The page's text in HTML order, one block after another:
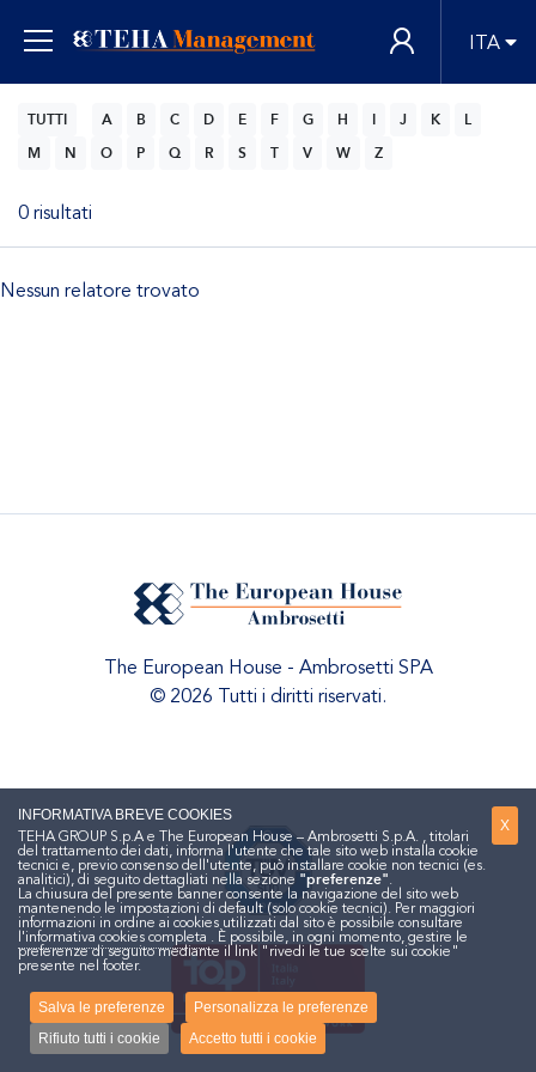
ITA
TUTTI A B C D E F G H J K
L
M
N O P Q R S T V W Z
0 risultati
Nessun relatore trovato
The European House - Ambrosetti SPA
© 2026 Tutti i diritti riservati.
X
INFORMATIVA BREVE COOKIES
TEHA GROUP S.p.A e The European House – Ambrosetti S.p.A. , titolari
del trattamento dei dati, informa l'utente che tale sito web installa cookie
tecnici e, previo consenso dell'utente, può installare cookie non tecnici (es.
analitici), di seguito dettagliati nella sezione "preferenze".
La chiusura del presente banner consente la navigazione del sito web
mantenendo le impostazioni di default (solo cookie tecnici). Per maggiori
informazioni in ordine ai cookies utilizzati dal sito è possibile consultare
l'informativa cookies completa . È possibile, in ogni momento, gestire le
preferenze di seguito mediante il link "rivedi le tue scelte sui cookie"
presente nel footer.
Salva le preferenze
Personalizza le preferenze
Rifiuto tutti i cookie
Accetto tutti i cookie